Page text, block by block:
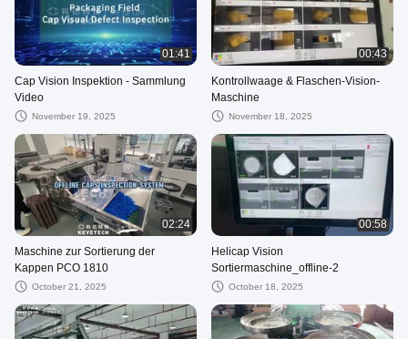
01:41
Cap Vision Inspektion - Sammlung
Video
November 19, 2025
00:43
Kontrollwaage & Flaschen-Vision-
Maschine
November 18, 2025
02:24
Maschine zur Sortierung der
Kappen PCO 1810
October 21, 2025
00:58
Helicap Vision
Sortiermaschine_offline-2
October 18, 2025